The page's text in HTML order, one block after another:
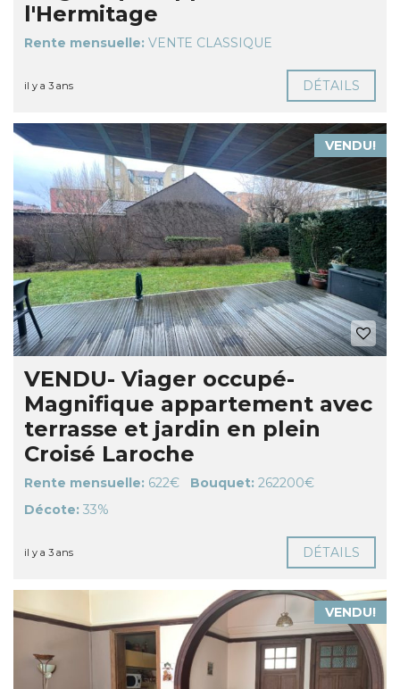
l'Hermitage
Rente mensuelle: VENTE CLASSIQUE
il y a 3 ans DÉTAILS
VENDU!
VENDU- Viager occupé-
Magnifique appartement avec
terrasse et jardin en plein
Croisé Laroche
Rente mensuelle: 622€ Bouquet: 262200€
Décote: 33%
il y a 3 ans DÉTAILS
VENDU!